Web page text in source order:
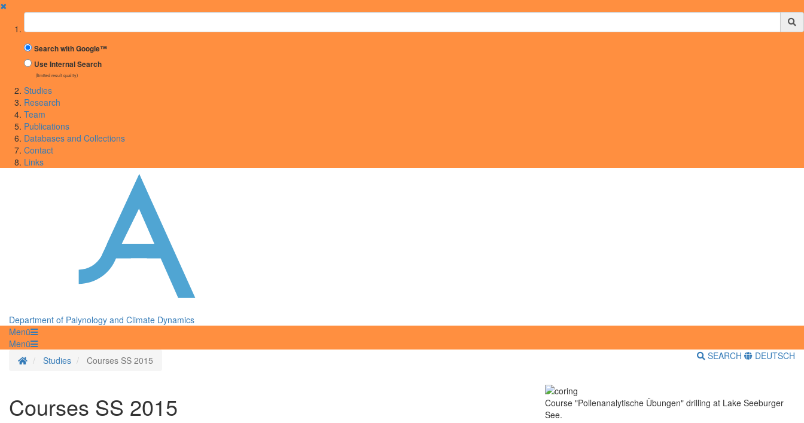
✖
Suchbegriff
Search with Google™
Use Internal Search
(limited result quality)
Studies
Research
Team
Publications
Databases and Collections
Contact
Links
Department of Palynology and Climate Dynamics
Menü
Menü
Homepage
Studies Courses SS 2015 SEARCH DEUTSCH
Courses SS 2015
Course "Pollenanalytische Übungen" drilling at Lake Seeburger
See.